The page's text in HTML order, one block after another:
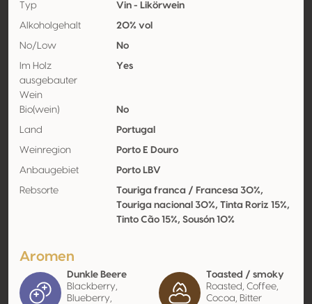
Typ Vin - Likörwein
Alkoholgehalt 20% vol
No/Low No
Im Holz
ausgebauter
Wein
Yes
Bio(wein) No
Land Portugal
Weinregion Porto E Douro
Anbaugebiet Porto LBV
Rebsorte
Touriga franca / Francesa 30%,
Touriga nacional 30%, Tinta Roriz 15%,
Tinto Cão 15%, Sousón 10%
Aromen
Dunkle Beere
Blackberry,
Blueberry,
Toasted / smoky
Roasted, Coffee,
Cocoa, Bitter